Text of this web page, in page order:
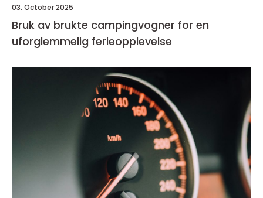
03. October 2025
Bruk av brukte campingvogner for en
uforglemmelig ferieopplevelse